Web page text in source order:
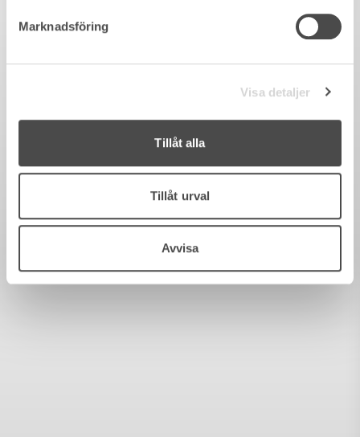
Marknadsföring
Visa detaljer
Tillåt alla
Tillåt urval
Avvisa